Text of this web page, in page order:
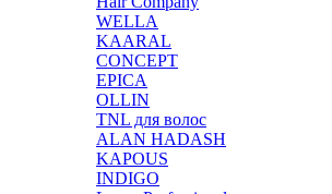
WELLA
KAARAL
CONCEPT
EPICA
OLLIN
TNL для волос
ALAN HADASH
KAPOUS
INDIGO